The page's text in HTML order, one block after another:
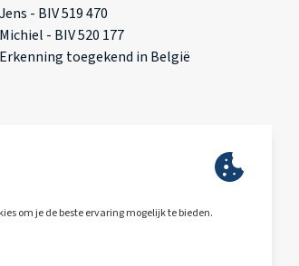
Jens - BIV 519 470
Michiel - BIV 520 177
Erkenning toegekend in België